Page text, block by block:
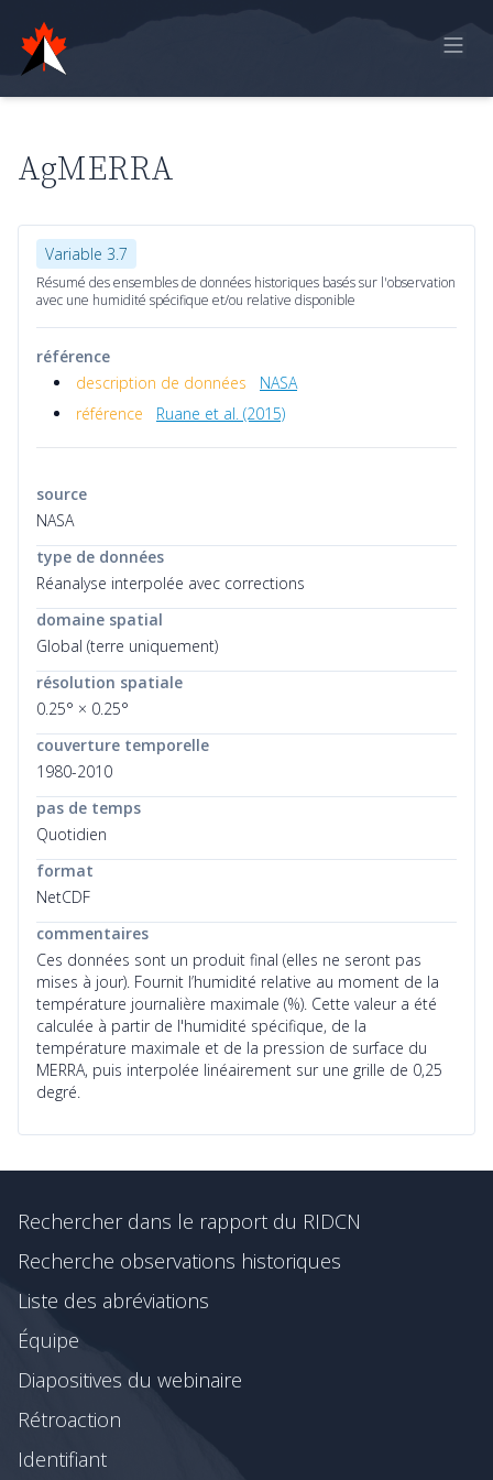
Rapport en ligne
Observations historiques
Données de modèle
Rétroaction
AgMERRA
Variable 3.7
Résumé des ensembles de données historiques basés sur l'observation
avec une humidité spécifique et/ou relative disponible
référence
description de données
NASA
référence
Ruane et al. (2015)
source
NASA
type de données
Réanalyse interpolée avec corrections
domaine spatial
Global (terre uniquement)
résolution spatiale
0.25° × 0.25°
couverture temporelle
1980-2010
pas de temps
Quotidien
format
NetCDF
commentaires
Ces données sont un produit final (elles ne seront pas
mises à jour). Fournit l’humidité relative au moment de la
température journalière maximale (%). Cette valeur a été
calculée à partir de l'humidité spécifique, de la
température maximale et de la pression de surface du
MERRA, puis interpolée linéairement sur une grille de 0,25
degré.
Rétroaction
Identifiant
Rechercher dans le rapport du RIDCN
Recherche observations historiques
Liste des abréviations
Équipe
Diapositives du webinaire